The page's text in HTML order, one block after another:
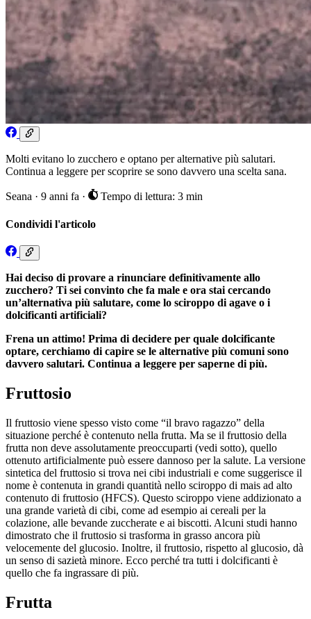
Molti evitano lo zucchero e optano per alternative più salutari.
Continua a leggere per scoprire se sono davvero una scelta sana.
Seana · 9 anni fa · Tempo di lettura: 3 min
Condividi l'articolo
Hai deciso di provare a rinunciare definitivamente allo
zucchero? Ti sei convinto che fa male e ora stai cercando
un’alternativa più salutare, come lo sciroppo di agave o i
dolcificanti artificiali?
Frena un attimo! Prima di decidere per quale dolcificante
optare, cerchiamo di capire se le alternative più comuni sono
davvero salutari. Continua a leggere per saperne di più.
Fruttosio
Il fruttosio viene spesso visto come “il bravo ragazzo” della
situazione perché è contenuto nella frutta. Ma se il fruttosio della
frutta non deve assolutamente preoccuparti (vedi sotto), quello
ottenuto artificialmente può essere dannoso per la salute. La versione
sintetica del fruttosio si trova nei cibi industriali e come suggerisce il
nome è contenuta in grandi quantità nello sciroppo di mais ad alto
contenuto di fruttosio (HFCS). Questo sciroppo viene addizionato a
una grande varietà di cibi, come ad esempio ai cereali per la
colazione, alle bevande zuccherate e ai biscotti. Alcuni studi hanno
dimostrato che il fruttosio si trasforma in grasso ancora più
velocemente del glucosio. Inoltre, il fruttosio, rispetto al glucosio, dà
un senso di sazietà minore. Ecco perché tra tutti i dolcificanti è
quello che fa ingrassare di più.
Frutta